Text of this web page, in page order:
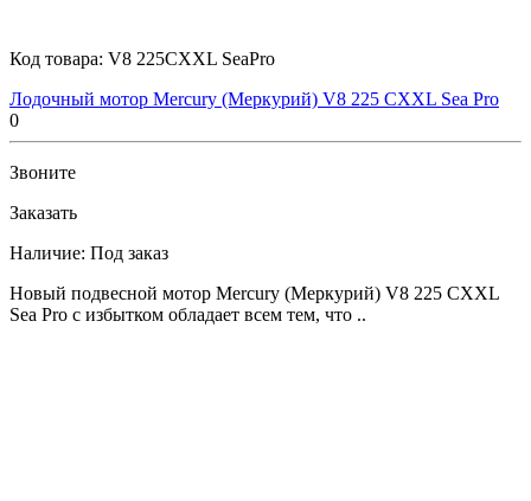
Код товара: V8 225CXXL SeaPro
Лодочный мотор Mercury (Меркурий) V8 225 CXXL Sea Pro
0
Звоните
Заказать
Наличие: Под заказ
Новый подвесной мотор Mercury (Меркурий) V8 225 CXXL
Sea Pro с избытком обладает всем тем, что ..